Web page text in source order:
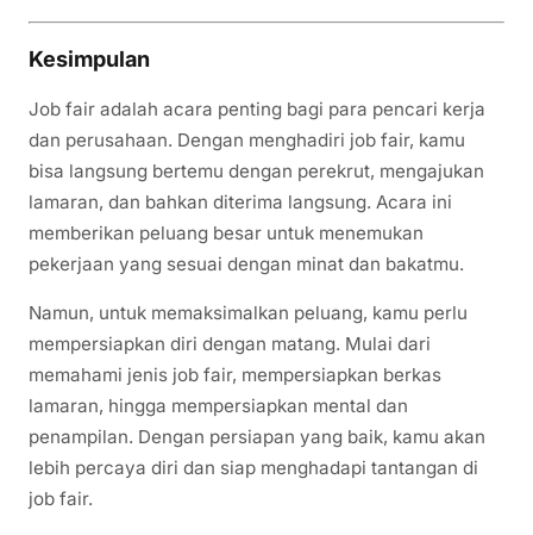
Kesimpulan
Job fair adalah acara penting bagi para pencari kerja
dan perusahaan. Dengan menghadiri job fair, kamu
bisa langsung bertemu dengan perekrut, mengajukan
lamaran, dan bahkan diterima langsung. Acara ini
memberikan peluang besar untuk menemukan
pekerjaan yang sesuai dengan minat dan bakatmu.
Namun, untuk memaksimalkan peluang, kamu perlu
mempersiapkan diri dengan matang. Mulai dari
memahami jenis job fair, mempersiapkan berkas
lamaran, hingga mempersiapkan mental dan
penampilan. Dengan persiapan yang baik, kamu akan
lebih percaya diri dan siap menghadapi tantangan di
job fair.